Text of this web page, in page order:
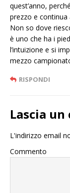
quest’anno,
prezzo e continua
Non so dove
è uno che ha i
l’intuizione e si
mezzo
RISPONDI
Lascia
L'indirizzo email
Commento